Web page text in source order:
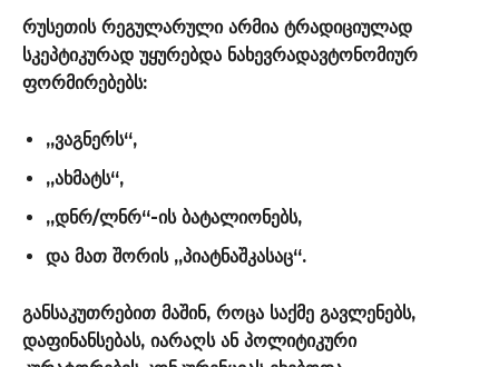
რუსეთის რეგულარული არმია ტრადიციულად
სკეპტიკურად უყურებდა ნახევრადავტონომიურ
ფორმირებებს:
„ვაგნერს“,
„ახმატს“,
„დნრ/ლნრ“-ის ბატალიონებს,
და მათ შორის „პიატნაშკასაც“.
განსაკუთრებით მაშინ, როცა საქმე გავლენებს,
დაფინანსებას, იარაღს ან პოლიტიკური